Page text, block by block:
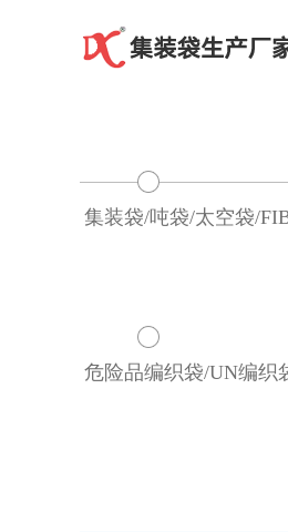
集装袋/吨袋/太空袋/
危险品编织袋/UN编织